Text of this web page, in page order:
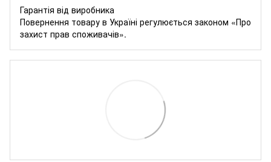
Гарантія від виробника
Повернення товару в Україні регулюється законом «Про
захист прав споживачів».